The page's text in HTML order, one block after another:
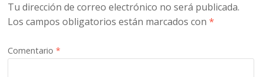
Tu dirección de correo electrónico no será publicada.
Los campos obligatorios están marcados con*
Comentario*